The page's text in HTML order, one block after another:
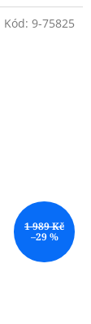
1 989 Kč
–29 %
Kód: 9-75825